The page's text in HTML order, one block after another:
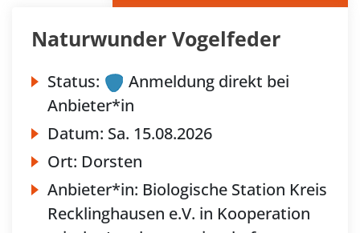
Naturwunder Vogelfeder
Status:
Anmeldung direkt bei
Anbieter*in
Datum: Sa. 15.08.2026
Ort: Dorsten
Anbieter*in: Biologische Station Kreis
Recklinghausen e.V. in Kooperation